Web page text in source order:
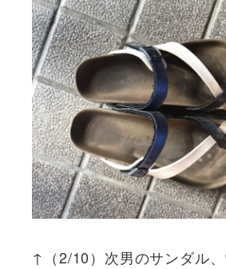
↑（2/10）次男のサンダル